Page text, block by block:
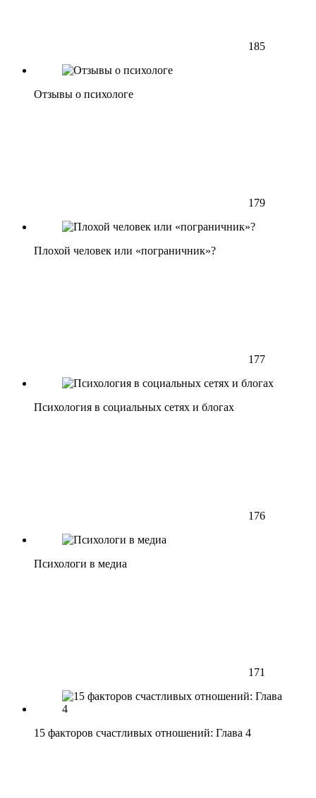
185
Отзывы о психологе
179
Плохой человек или «пограничник»?
177
Психология в социальных сетях и блогах
176
Психологи в медиа
171
15 факторов счастливых отношений: Глава 4